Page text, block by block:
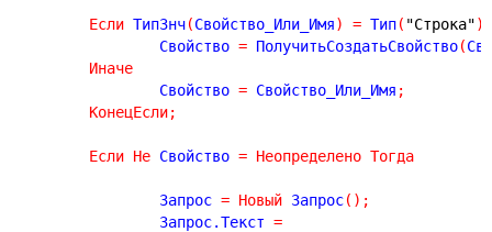
Если ТипЗнч(Свойство_Или_Имя) = Тип( "Строка")
		Свойство
= ПолучитьСоздатьСвойство(
Иначе
		Свойство
= Свойство_Или_Имя ;
КонецЕсли;
Если Не Свойство = Неопределено Тогда
		Запрос
= Новый Запрос( ) ;
		Запрос.Текст
=